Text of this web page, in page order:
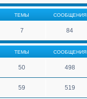
ТЕМЫ СООБЩЕНИЯ
7 84
ТЕМЫ СООБЩЕНИЯ
50 498
59 519